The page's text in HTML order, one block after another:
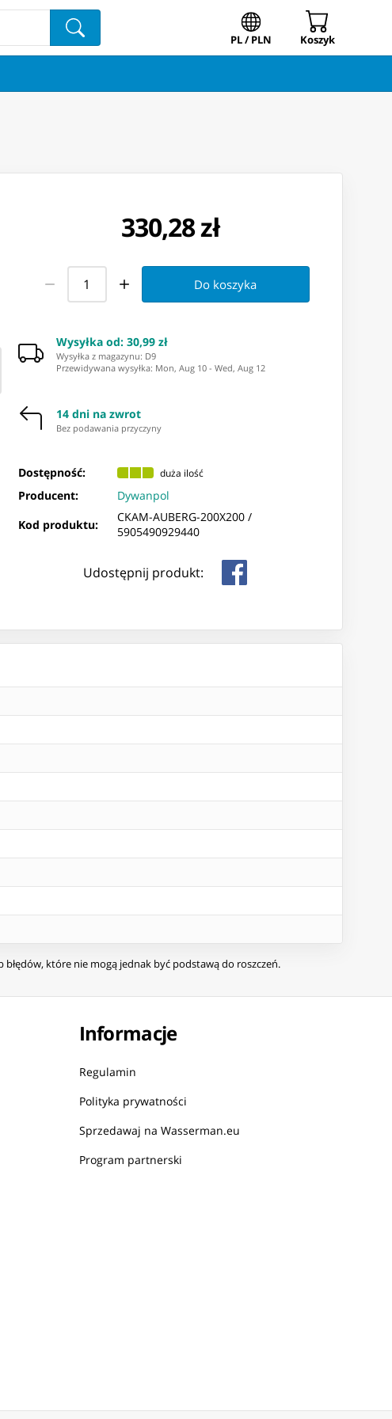
PL / PLN Koszyk
330,28 zł
Do koszyka
Wysyłka od:30,99 zł
Wysyłka z magazynu: ⁨D9⁩
Przewidywana wysyłka: Mon, Aug 10 -Wed, Aug 12
14 dni na zwrot
Bez podawania przyczyny
Dostępność: duża ilość
Producent:
Dywanpol
Kod produktu:
CKAM-AUBERG-200X200 /
5905490929440
Udostępnij produkt:
które nie mogą jednak być podstawą do roszczeń.
Informacje
Regulamin
Polityka prywatności
Sprzedawaj na Wasserman.eu
Program partnerski